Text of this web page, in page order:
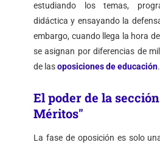
estudiando los temas,
didáctica y ensayando la
embargo, cuando llega la hora
se asignan por diferencias de
de lasoposiciones de educación.
El poder de la
Méritos"
La fase de oposición es solo